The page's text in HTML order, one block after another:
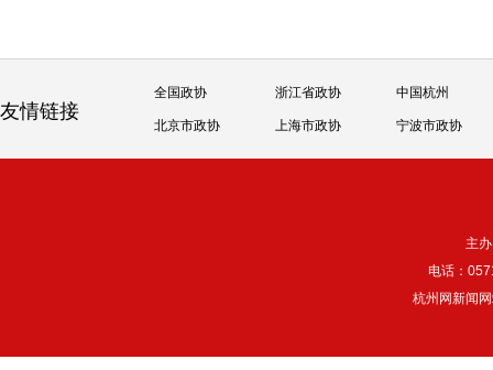
友情链接
全国政协 浙江省政协 中国杭州
北京市政协 上海市政协 宁波市政协
主
电话：
杭州网新闻